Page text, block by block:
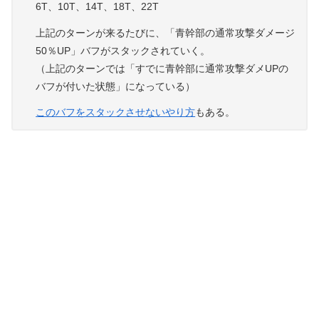
6T、10T、14T、18T、22T
上記のターンが来るたびに、「青幹部の通常攻撃ダメージ
50％UP」バフがスタックされていく。
（上記のターンでは「すでに青幹部に通常攻撃ダメUPの
バフが付いた状態」になっている）
このバフをスタックさせないやり方もある。